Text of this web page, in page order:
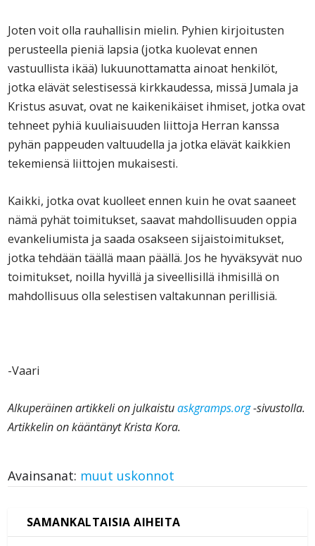
Joten voit olla rauhallisin mielin. Pyhien kirjoitusten
perusteella pieniä lapsia (jotka kuolevat ennen
vastuullista ikää) lukuunottamatta ainoat henkilöt,
jotka elävät selestisessä kirkkaudessa, missä Jumala ja
Kristus asuvat, ovat ne kaikenikäiset ihmiset, jotka ovat
tehneet pyhiä kuuliaisuuden liittoja Herran kanssa
pyhän pappeuden valtuudella ja jotka elävät kaikkien
tekemiensä liittojen mukaisesti.
Kaikki, jotka ovat kuolleet ennen kuin he ovat saaneet
nämä pyhät toimitukset, saavat mahdollisuuden oppia
evankeliumista ja saada osakseen sijaistoimitukset,
jotka tehdään täällä maan päällä. Jos he hyväksyvät nuo
toimitukset, noilla hyvillä ja siveellisillä ihmisillä on
mahdollisuus olla selestisen valtakunnan perillisiä.
-Vaari
Alkuperäinen artikkeli on julkaistuaskgramps.org-sivustolla.
Artikkelin on kääntänyt Krista Kora.
Avainsanat: muut uskonnot